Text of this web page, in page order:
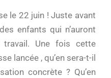
le 22 juin ! Juste avant
enfants qui n’auront
Une fois cette
lancée , qu’en sera-t-il
concrète ? Qu’en